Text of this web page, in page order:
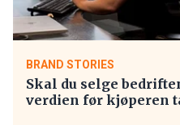
BRAND STORIES
Skal du selge
verdien før kjøperen